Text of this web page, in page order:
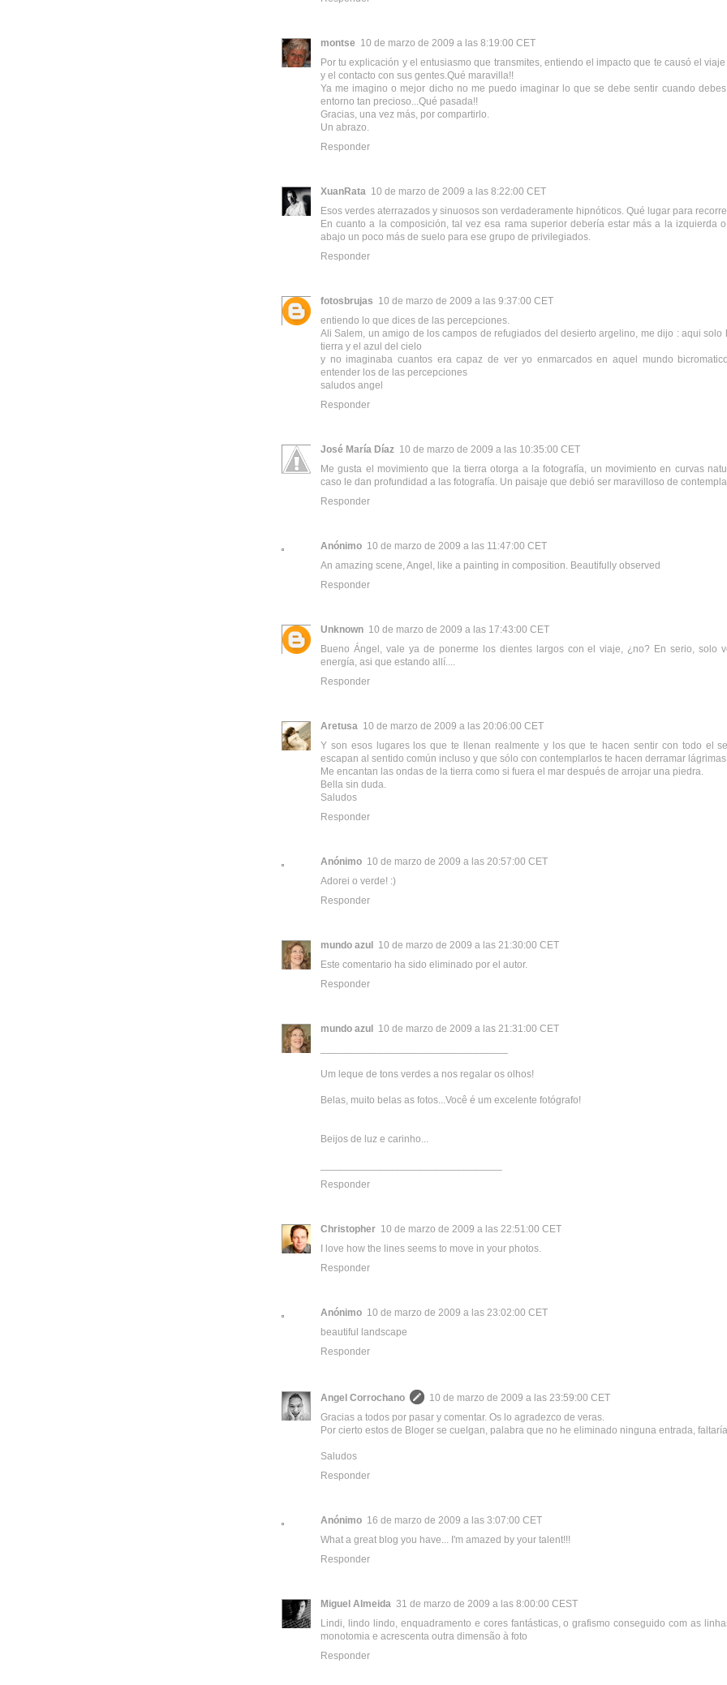
montse 10 de marzo de 2009 a las 8:19:00 CET
Por tu explicación y el entusiasmo que transmites, entiendo el impacto que te causó el
y el contacto con sus gentes.Qué maravilla!!
Ya me imagino o mejor dicho no me puedo imaginar lo que se debe sentir cuando
entorno tan precioso...Qué pasada!!
Gracias, una vez más, por compartirlo.
Un abrazo.
Responder
XuanRata 10 de marzo de 2009 a las 8:22:00 CET
Esos verdes aterrazados y sinuosos son verdaderamente hipnóticos. Qué lugar para
En cuanto a la composición, tal vez esa rama superior debería estar más a la izquierda
abajo un poco más de suelo para ese grupo de privilegiados.
Responder
fotosbrujas 10 de marzo de 2009 a las 9:37:00 CET
entiendo lo que dices de las percepciones.
Ali Salem, un amigo de los campos de refugiados del desierto argelino, me dijo : aqui solo
tierra y el azul del cielo
y no imaginaba cuantos era capaz de ver yo enmarcados en aquel mundo
entender los de las percepciones
saludos angel
Responder
José María Díaz 10 de marzo de 2009 a las 10:35:00 CET
Me gusta el movimiento que la tierra otorga a la fotografía, un movimiento en curvas
caso le dan profundidad a las fotografía. Un paisaje que debió ser maravilloso de
Responder
Anónimo 10 de marzo de 2009 a las 11:47:00 CET
An amazing scene, Angel, like a painting in composition. Beautifully observed
Responder
Unknown 10 de marzo de 2009 a las 17:43:00 CET
Bueno Ángel, vale ya de ponerme los dientes largos con el viaje, ¿no? En serio, solo
energía, asi que estando allí....
Responder
Aretusa 10 de marzo de 2009 a las 20:06:00 CET
Y son esos lugares los que te llenan realmente y los que te hacen sentir con todo el
escapan al sentido común incluso y que sólo con contemplarlos te hacen derramar lágrimas
Me encantan las ondas de la tierra como si fuera el mar después de arrojar una piedra.
Bella sin duda.
Saludos
Responder
Anónimo 10 de marzo de 2009 a las 20:57:00 CET
Adorei o verde! :)
Responder
mundo azul 10 de marzo de 2009 a las 21:30:00 CET
Este comentario ha sido eliminado por el autor.
Responder
mundo azul 10 de marzo de 2009 a las 21:31:00 CET
Um leque de tons verdes a nos regalar os olhos!
Belas, muito belas as fotos...Você é um excelente fotógrafo!
Beijos de luz e carinho...
Responder
Christopher 10 de marzo de 2009 a las 22:51:00 CET
I love how the lines seems to move in your photos.
Responder
Anónimo 10 de marzo de 2009 a las 23:02:00 CET
beautiful landscape
Responder
Angel Corrochano
10 de marzo de 2009 a las 23:59:00 CET
Gracias a todos por pasar y comentar. Os lo agradezco de veras.
Por cierto estos de Bloger se cuelgan, palabra que no he eliminado ninguna entrada, faltaría
Saludos
Responder
Anónimo 16 de marzo de 2009 a las 3:07:00 CET
What a great blog you have... I'm amazed by your talent!!!
Responder
Miguel Almeida 31 de marzo de 2009 a las 8:00:00 CEST
Lindi, lindo lindo, enquadramento e cores fantásticas, o grafismo conseguido com as
monotomia e acrescenta outra dimensão à foto
Responder